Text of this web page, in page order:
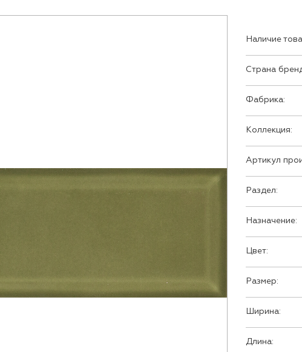
Наличие
Страна
Фабрика:
Коллекция:
Артикул
Раздел:
Назначение:
Цвет:
Размер:
Ширина:
Длина: